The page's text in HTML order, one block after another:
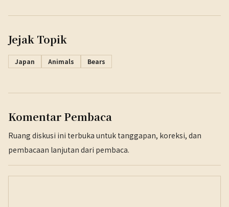
Jejak Topik
Japan Animals Bears
Komentar Pembaca
Ruang diskusi ini terbuka untuk tanggapan, koreksi, dan
pembacaan lanjutan dari pembaca.